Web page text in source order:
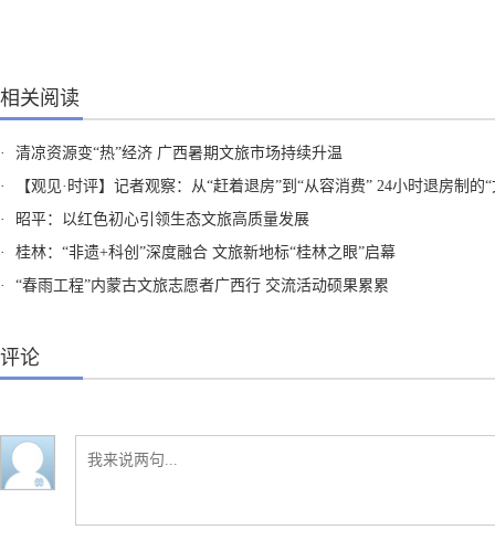
相关阅读
·
清凉资源变“热”经济 广西暑期文旅市场持续升温
·
【观见·时评】记者观察：从“赶着退房”到“从容消费” 24小时退房制的“文旅含金
·
昭平：以红色初心引领生态文旅高质量发展
·
桂林：“非遗+科创”深度融合 文旅新地标“桂林之眼”启幕
·
“春雨工程”内蒙古文旅志愿者广西行 交流活动硕果累累
评论